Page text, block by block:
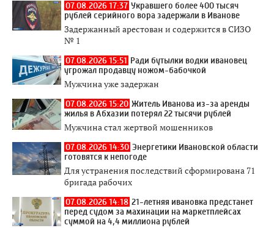
07.08.2026 17:37 Укравшего более 400 тысяч
рублей серийного вора задержали в Иванове
Задержанный арестован и содержится в СИЗО
№ 1
07.08.2026 15:51 Ради бутылки водки ивановец
угрожал продавцу ножом-бабочкой
Мужчина уже задержан
07.08.2026 15:20 Житель Иванова из-за аренды
жилья в Абхазии потерял 22 тысячи рублей
Мужчина стал жертвой мошенников
07.08.2026 14:30 Энергетики Ивановской области
готовятся к непогоде
Для устранения последствий сформирована 71
бригада рабочих
07.08.2026 14:18 21-летняя ивановка предстанет
перед судом за махинации на маркетплейсах
суммой на 4,4 миллиона рублей